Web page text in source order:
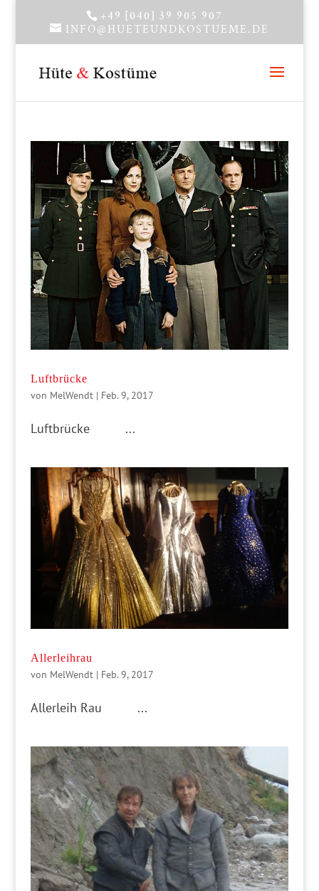
+49 [040] 39 905 907
INFO@HUETEUNDKOSTUEME.DE
Luftbrücke
von MelWendt| Feb. 9, 2017
Luftbrücke ...
Allerleihrau
von MelWendt| Feb. 9, 2017
Allerleih Rau ...